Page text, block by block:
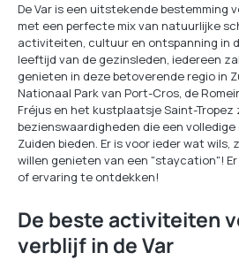
De Var is een uitstekende bestemming
met een perfecte mix van natuurlijke
activiteiten, cultuur en ontspanning in
leeftijd van de gezinsleden, iedereen
genieten in deze betoverende regio in
Nationaal Park van Port-Cros, de
Fréjus en het kustplaatsje Saint-Tropez
bezienswaardigheden die een
Zuiden bieden. Er is voor ieder wat wils,
willen genieten van een "staycation"!
of ervaring te ontdekken!
De beste activiteiten
verblijf in de Var